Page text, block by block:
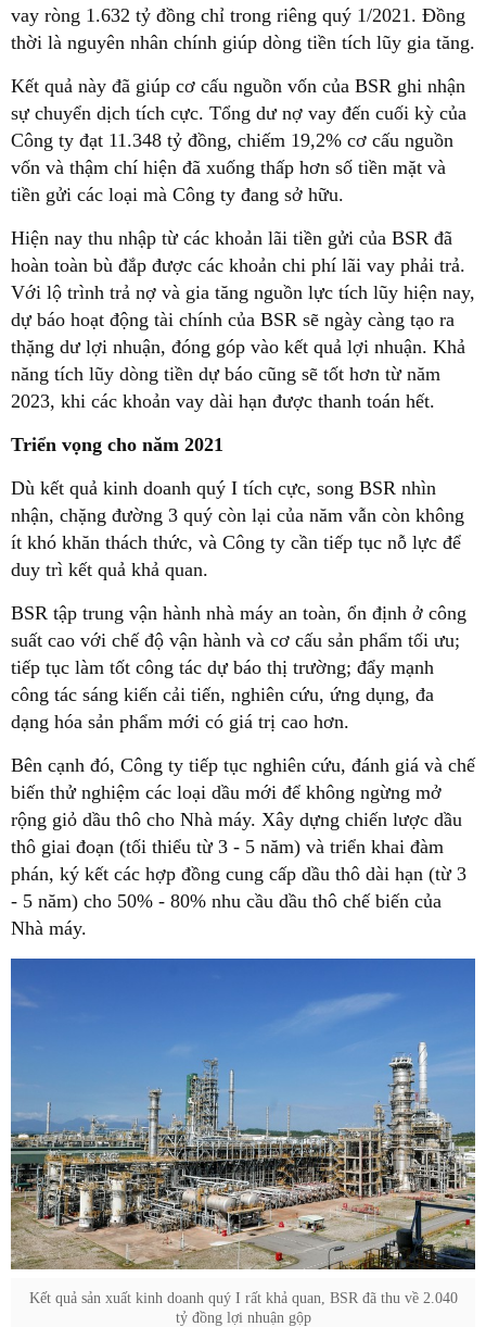
vay ròng 1.632 tỷ đồng chỉ trong riêng quý 1/2021. Đồng
thời là nguyên nhân chính giúp dòng tiền tích lũy gia tăng.
Kết quả này đã giúp cơ cấu nguồn vốn của BSR ghi nhận
sự chuyển dịch tích cực. Tổng dư nợ vay đến cuối kỳ của
Công ty đạt 11.348 tỷ đồng, chiếm 19,2% cơ cấu nguồn
vốn và thậm chí hiện đã xuống thấp hơn số tiền mặt và
tiền gửi các loại mà Công ty đang sở hữu.
Hiện nay thu nhập từ các khoản lãi tiền gửi của BSR đã
hoàn toàn bù đắp được các khoản chi phí lãi vay phải trả.
Với lộ trình trả nợ và gia tăng nguồn lực tích lũy hiện nay,
dự báo hoạt động tài chính của BSR sẽ ngày càng tạo ra
thặng dư lợi nhuận, đóng góp vào kết quả lợi nhuận. Khả
năng tích lũy dòng tiền dự báo cũng sẽ tốt hơn từ năm
2023, khi các khoản vay dài hạn được thanh toán hết.
Triển vọng cho năm 2021
Dù kết quả kinh doanh quý I tích cực, song BSR nhìn
nhận, chặng đường 3 quý còn lại của năm vẫn còn không
ít khó khăn thách thức, và Công ty cần tiếp tục nỗ lực để
duy trì kết quả khả quan.
BSR tập trung vận hành nhà máy an toàn, ổn định ở công
suất cao với chế độ vận hành và cơ cấu sản phẩm tối ưu;
tiếp tục làm tốt công tác dự báo thị trường; đẩy mạnh
công tác sáng kiến cải tiến, nghiên cứu, ứng dụng, đa
dạng hóa sản phẩm mới có giá trị cao hơn.
Bên cạnh đó, Công ty tiếp tục nghiên cứu, đánh giá và chế
biến thử nghiệm các loại dầu mới để không ngừng mở
rộng giỏ dầu thô cho Nhà máy. Xây dựng chiến lược dầu
thô giai đoạn (tối thiểu từ 3 - 5 năm) và triển khai đàm
phán, ký kết các hợp đồng cung cấp dầu thô dài hạn (từ 3
- 5 năm) cho 50% - 80% nhu cầu dầu thô chế biến của
Nhà máy.
Kết quả sản xuất kinh doanh quý I rất khả quan, BSR đã thu về 2.040
tỷ đồng lợi nhuận gộp